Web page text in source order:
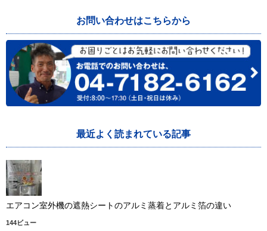
お問い合わせはこちらから
最近よく読まれている記事
エアコン室外機の遮熱シートのアルミ蒸着とアルミ箔の違い
144ビュー